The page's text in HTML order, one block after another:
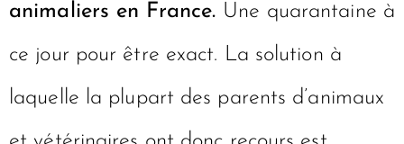
animaliers en France. Une quarantaine à
ce jour pour être exact. La solution à
laquelle la plupart des parents d’animaux